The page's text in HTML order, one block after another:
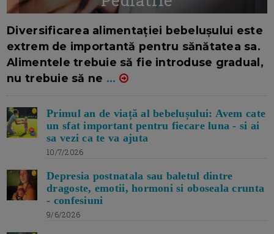
Diversificarea alimentației bebelușului este
extrem de importantă pentru sănătatea sa.
Alimentele trebuie să fie introduse gradual,
nu trebuie să ne ...
Primul an de viață al bebelușului: Avem cate
un sfat important pentru fiecare luna - si ai
sa vezi ca te va ajuta
10/7/2026
Depresia postnatala sau baletul dintre
dragoste, emotii, hormoni si oboseala crunta
- confesiuni
9/6/2026